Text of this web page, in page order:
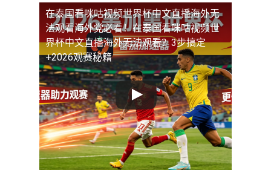
在泰国看咪咕视频世界杯中文直播海外无
法观看海外党必看！在泰国看咪咕视频世
界杯中文直播海外无法观看？3步搞定
+2026观赛秘籍